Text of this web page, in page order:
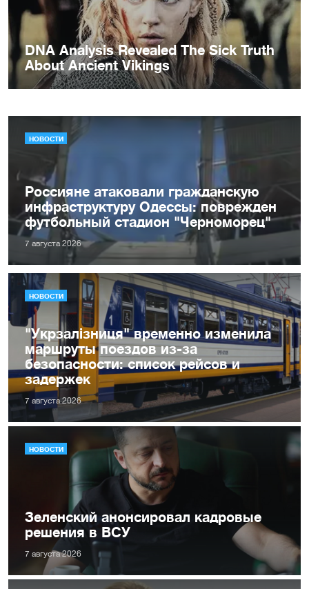
НОВОСТИ
Россияне атаковали гражданскую
инфраструктуру Одессы: поврежден
футбольный стадион "Черноморец"
7 августа 2026
НОВОСТИ
"Укрзалізниця" временно изменила
маршруты поездов из-за
безопасности: список рейсов и
задержек
7 августа 2026
НОВОСТИ
Зеленский анонсировал кадровые
решения в ВСУ
7 августа 2026